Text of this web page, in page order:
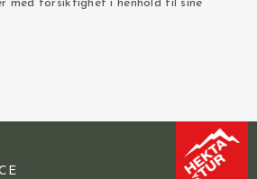
med forsiktighet i henhold til sine